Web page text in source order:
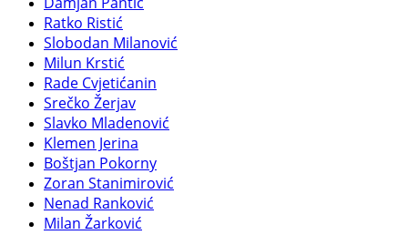
Ratko Ristić
Slobodan Milanović
Milun Krstić
Rade Cvjetićanin
Srečko Žerjav
Slavko Mladenović
Klemen Jerina
Boštjan Pokorny
Zoran Stanimirović
Nenad Ranković
Milan Žarković